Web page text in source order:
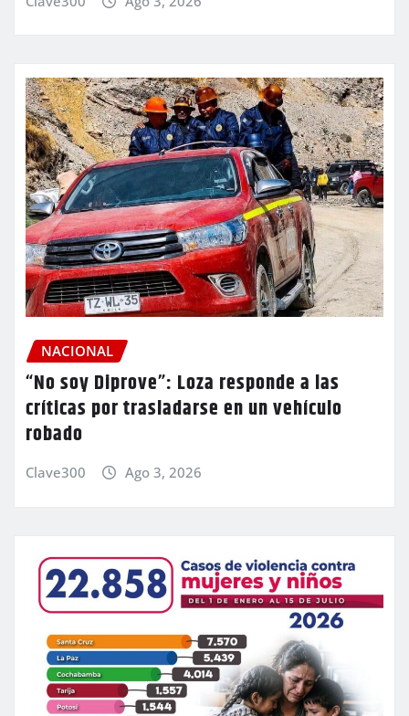
NACIONAL
“No soy Diprove”: Loza responde a las
críticas por trasladarse en un vehículo
robado
Clave300 Ago 3, 2026